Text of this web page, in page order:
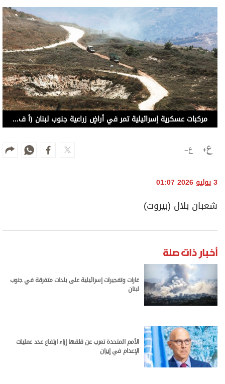
مركبات عسكرية إسرائيلية تمر في أراضٍ زراعية جنوب لبنان (أ ف ب)
3 يوليو 2026 01:07
شعبان بلال (بيروت)
أخبار ذات صلة
غارات وتفجيرات إسرائيلية على بلدات متفرقة في جنوب
لبنان
الأمم المتحدة تعرب عن قلقها إزاء ارتفاع عدد عمليات
الإعدام في إيران